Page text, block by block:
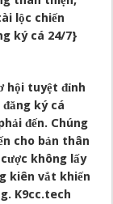
lộc chiến
ký cá 24/7}
hội tuyệt đỉnh
ký cá
đến. Chúng
cho bản thân
không lấy
kiên vắt khiến
K9cc.tech